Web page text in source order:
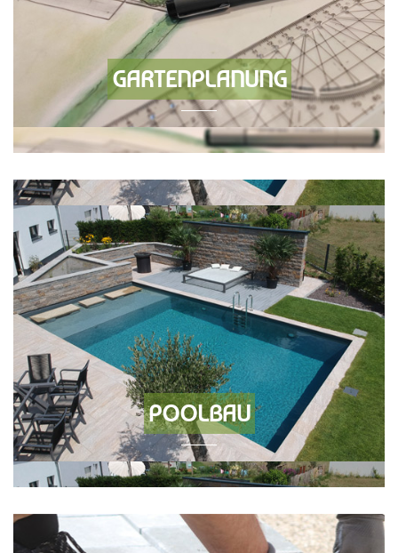
GARTENPLANUNG
POOLBAU